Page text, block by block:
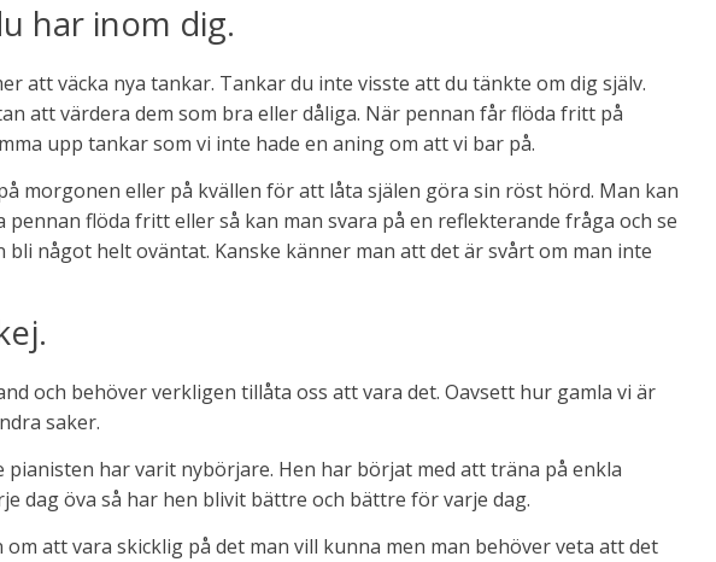
har inom dig.
att väcka nya tankar. Tankar du inte visste att du tänkte om dig själv.
att värdera dem som bra eller dåliga. När pennan får flöda fritt på
upp tankar som vi inte hade en aning om att vi bar på.
morgonen eller på kvällen för att låta själen göra sin röst hörd. Man kan
pennan flöda fritt eller så kan man svara på en reflekterande fråga och se
bli något helt oväntat. Kanske känner man att det är svårt om man inte
och behöver verkligen tillåta oss att vara det. Oavsett hur gamla vi är
saker.
pianisten har varit nybörjare. Hen har börjat med att träna på enkla
dag öva så har hen blivit bättre och bättre för varje dag.
att vara skicklig på det man vill kunna men man behöver veta att det